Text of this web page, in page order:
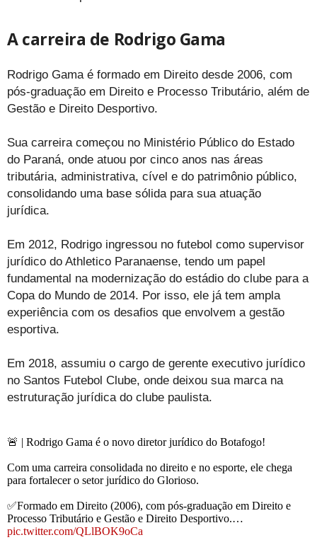
A carreira de Rodrigo Gama
Rodrigo Gama é formado em Direito desde 2006, com
pós-graduação em Direito e Processo Tributário, além de
Gestão e Direito Desportivo.
Sua carreira começou no Ministério Público do Estado
do Paraná, onde atuou por cinco anos nas áreas
tributária, administrativa, cível e do patrimônio público,
consolidando uma base sólida para sua atuação
jurídica.
Em 2012, Rodrigo ingressou no futebol como supervisor
jurídico do Athletico Paranaense, tendo um papel
fundamental na modernização do estádio do clube para a
Copa do Mundo de 2014. Por isso, ele já tem ampla
experiência com os desafios que envolvem a gestão
esportiva.
Em 2018, assumiu o cargo de gerente executivo jurídico
no Santos Futebol Clube, onde deixou sua marca na
estruturação jurídica do clube paulista.
🚨 | Rodrigo Gama é o novo diretor jurídico do Botafogo!
Com uma carreira consolidada no direito e no esporte, ele chega
para fortalecer o setor jurídico do Glorioso.
✅Formado em Direito (2006), com pós-graduação em Direito e
Processo Tributário e Gestão e Direito Desportivo.…
pic.twitter.com/QLlBOK9oCa